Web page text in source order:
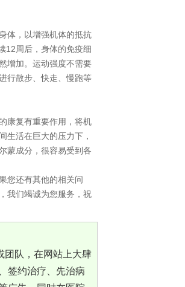
，以增强机体的抵抗
12周后，身体的免疫细
增加。运动强度不需要
行散步、快走、慢跑等
复有重要作用，将机
生活在巨大的压力下，
蒙成分，很容易受到各
您还有其他的相关问
我们竭诚为您服务，祝
团队，在网站上大肆
签约治疗、先治病